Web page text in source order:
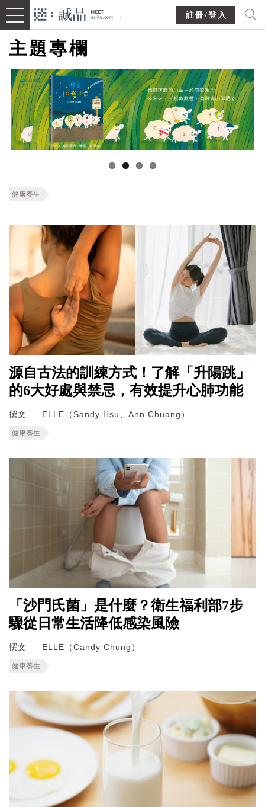
註冊/登入
主題專欄
健康養生
源自古法的訓練方式！了解「升陽跳」
的6大好處與禁忌，有效提升心肺功能
撰文 ELLE（Sandy Hsu、Ann Chuang）
健康養生
「沙門氏菌」是什麼？衛生福利部7步
驟從日常生活降低感染風險
撰文 ELLE（Candy Chung）
健康養生